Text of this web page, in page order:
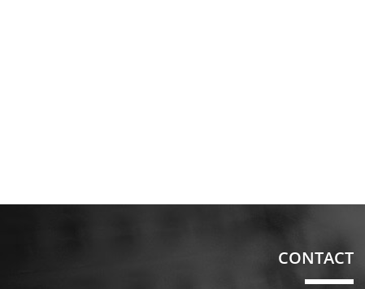
CONTACT